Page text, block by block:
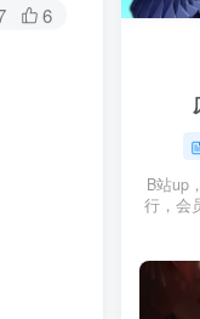
6
B站up
行，会